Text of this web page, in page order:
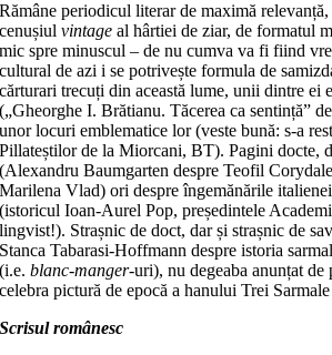
Rămâne periodicul literar de maximă
cenușiulvintage al hârtiei de ziar, de formatul
mic spre minuscul – de nu cumva va fi fiind
cultural de azi i se potrivește formula de
cărturari trecuți din această lume, unii dintre ei
(„Gheorghe I. Brătianu. Tăcerea ca sentință”
unor locuri emblematice lor (veste bună: s-a
Pillateștilor de la Miorcani, BT). Pagini docte,
(Alexandru Baumgarten despre Teofil
Marilena Vlad) ori despre îngemănările
(istoricul Ioan-Aurel Pop, președintele
lingvist!). Strașnic de doct, dar și strașnic de
Stanca Tabarasi-Hoffmann despre istoria
(i.e.blanc-manger-uri), nu degeaba anunțat de
celebra pictură de epocă a hanului Trei
Scrisul românesc